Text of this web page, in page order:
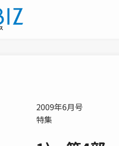
2009年6月号
特集